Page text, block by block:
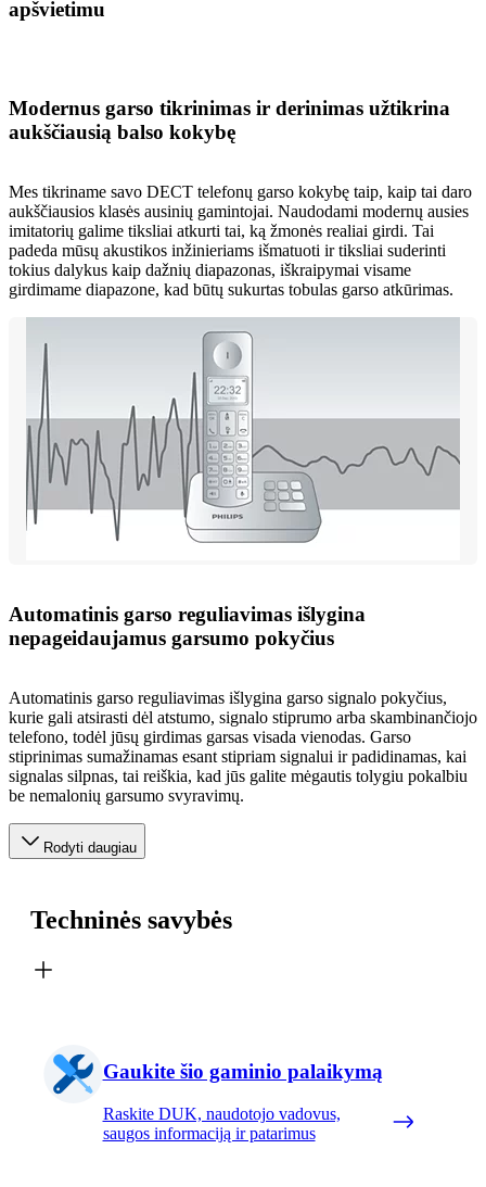
apšvietimu
Modernus garso tikrinimas ir derinimas užtikrina
aukščiausią balso kokybę
Mes tikriname savo DECT telefonų garso kokybę taip, kaip tai daro
aukščiausios klasės ausinių gamintojai. Naudodami modernų ausies
imitatorių galime tiksliai atkurti tai, ką žmonės realiai girdi. Tai
padeda mūsų akustikos inžinieriams išmatuoti ir tiksliai suderinti
tokius dalykus kaip dažnių diapazonas, iškraipymai visame
girdimame diapazone, kad būtų sukurtas tobulas garso atkūrimas.
Automatinis garso reguliavimas išlygina
nepageidaujamus garsumo pokyčius
Automatinis garso reguliavimas išlygina garso signalo pokyčius,
kurie gali atsirasti dėl atstumo, signalo stiprumo arba skambinančiojo
telefono, todėl jūsų girdimas garsas visada vienodas. Garso
stiprinimas sumažinamas esant stipriam signalui ir padidinamas, kai
signalas silpnas, tai reiškia, kad jūs galite mėgautis tolygiu pokalbiu
be nemalonių garsumo svyravimų.
Rodyti daugiau
Techninės savybės
Gaukite šio gaminio palaikymą
Raskite DUK, naudotojo vadovus,
saugos informaciją ir patarimus